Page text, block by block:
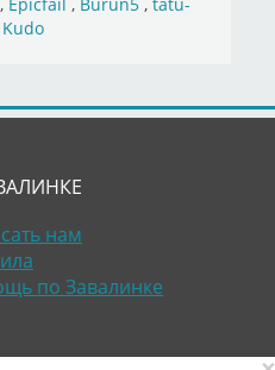
Kudo
нам
по Завалинке